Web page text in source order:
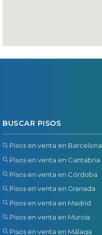
BUSCAR PISOS
Pisos en venta en Barcelona
Pisos en venta en Cantabria
Pisos en venta en Córdoba
Pisos en venta en Granada
Pisos en venta en Madrid
Pisos en venta en Murcia
Pisos en venta en Málaga